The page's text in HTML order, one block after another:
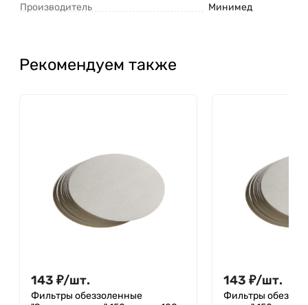
Производитель Минимед
Рекомендуем также
143 ₽/шт.
Фильтры обеззоленные
143 ₽/шт.
Фильтры